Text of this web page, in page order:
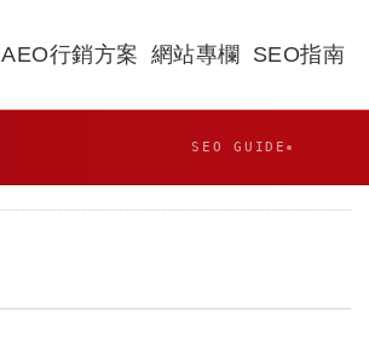
AEO行銷方案 網站專欄 SEO指南
SEO GUIDE